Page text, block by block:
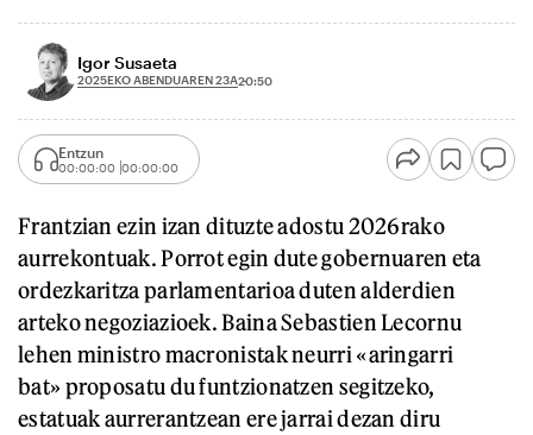
Igor Susaeta
2025EKO ABENDUAREN 23A20:50
Entzun
00:00:00 00:00:00
Frantzian ezin izan dituzte adostu 2026rako
aurrekontuak. Porrot egin dute gobernuaren eta
ordezkaritza parlamentarioa duten alderdien
arteko negoziazioek. Baina Sebastien Lecornu
lehen ministro macronistak neurri «aringarri
bat» proposatu du funtzionatzen segitzeko,
estatuak aurrerantzean ere jarrai dezan diru